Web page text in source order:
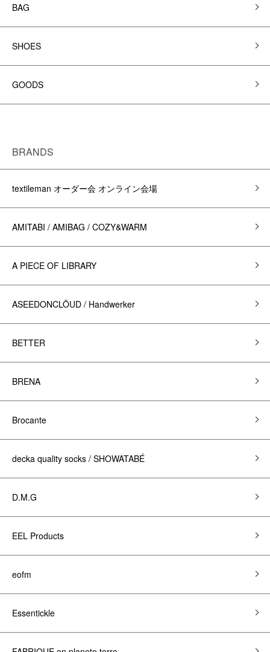
BAG
SHOES
GOODS
BRANDS
textileman オーダー会 オンライン会場
AMITABI / AMIBAG / COZY&WARM
A PIECE OF LIBRARY
ASEEDONCLÖUD / Handwerker
BETTER
BRENA
Brocante
decka quality socks / SHOWATABÉ
D.M.G
EEL Products
eofm
Essentickle